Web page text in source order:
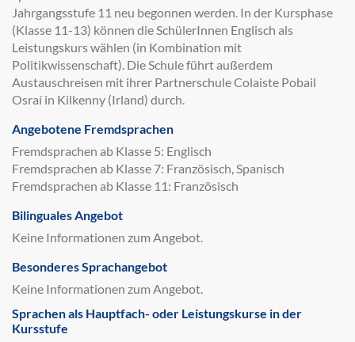
Jahrgangsstufe 11 neu begonnen werden. In der Kursphase
(Klasse 11-13) können die SchülerInnen Englisch als
Leistungskurs wählen (in Kombination mit
Politikwissenschaft). Die Schule führt außerdem
Austauschreisen mit ihrer Partnerschule Colaiste Pobail
Osraí in Kilkenny (Irland) durch.
Angebotene Fremdsprachen
Fremdsprachen ab Klasse 5: Englisch
Fremdsprachen ab Klasse 7: Französisch, Spanisch
Fremdsprachen ab Klasse 11: Französisch
Bilinguales Angebot
Keine Informationen zum Angebot.
Besonderes Sprachangebot
Keine Informationen zum Angebot.
Sprachen als Hauptfach- oder Leistungskurse in der
Kursstufe